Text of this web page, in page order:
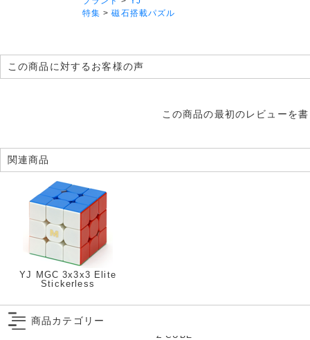
特集 >磁石搭載パズル
この商品に対するお客様の声
この商品の最初のレビューを
関連商品
YJ MGC 3x3x3 Elite
Stickerless
商品カテゴリー